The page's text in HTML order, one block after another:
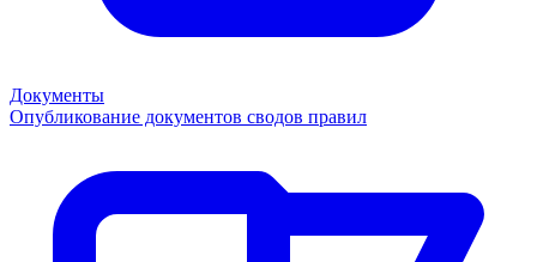
Документы
Опубликование документов сводов правил